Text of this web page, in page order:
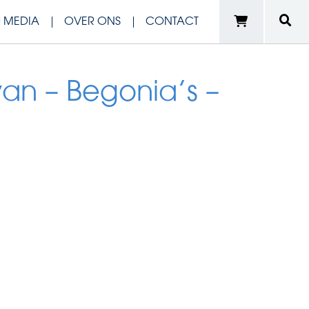
MEDIA OVER ONS CONTACT
– Begonia’s –